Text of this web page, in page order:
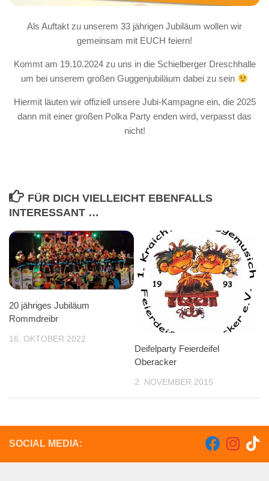
Als Auftakt zu unserem 33 jährigen Jubiläum wollen wir
gemeinsam mit EUCH feiern!
Kommt am 19.10.2024 zu uns in die Schielberger Dreschhalle
um bei unserem großen Guggenjubiläum dabei zu sein
Hiermit läuten wir offiziell unsere Jubi-Kampagne ein, die 2025
dann mit einer großen Polka Party enden wird, verpasst das
nicht!
FÜR DICH VIELLEICHT EBENFALLS
INTERESSANT …
20 jähriges Jubiläum
Rommdreibr
16. OKTOBER 2022
Deifelparty Feierdeifel
Oberacker
2. NOVEMBER 2015
SOCIAL MEDIA: